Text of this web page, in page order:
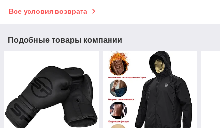
Все условия возврата
Подобные товары компании